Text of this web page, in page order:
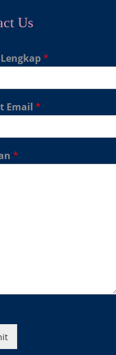
Us
*
Email *
*